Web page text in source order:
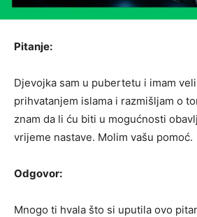
Pitanje:
Djevojka sam u pubertetu i imam
prihvatanjem islama i razmišljam o
znam da li ću biti u mogućnosti
vrijeme nastave. Molim vašu pomoć.
Odgovor:
Mnogo ti hvala što si uputila ovo